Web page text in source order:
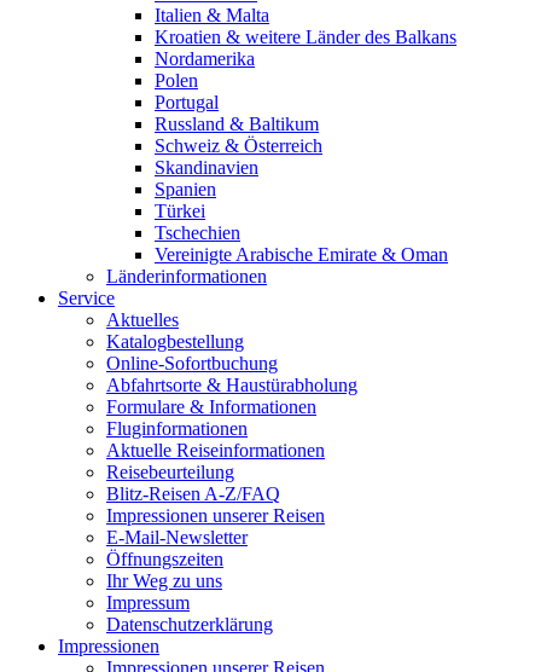
Italien & Malta
Kroatien & weitere Länder des Balkans
Nordamerika
Polen
Portugal
Russland & Baltikum
Schweiz & Österreich
Skandinavien
Spanien
Türkei
Tschechien
Vereinigte Arabische Emirate & Oman
Länderinformationen
Service
Aktuelles
Katalogbestellung
Online-Sofortbuchung
Abfahrtsorte & Haustürabholung
Formulare & Informationen
Fluginformationen
Aktuelle Reiseinformationen
Reisebeurteilung
Blitz-Reisen A-Z/FAQ
Impressionen unserer Reisen
E-Mail-Newsletter
Öffnungszeiten
Ihr Weg zu uns
Impressum
Datenschutzerklärung
Impressionen
Impressionen unserer Reisen